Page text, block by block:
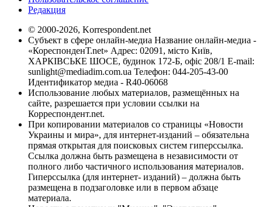
Редакция
© 2000-2026, Korrespondent.net
Субъект в сфере онлайн-медиа Название онлайн-медиа -
«КореспонденТ.net» Адрес: 02091, місто Київ,
ХАРКІВСЬКЕ ШОСЕ, будинок 172-Б, офіс 208/1 E-mail:
sunlight@mediadim.com.ua Телефон: 044-205-43-00
Идентификатор медиа - R40-06068
Использование любых материалов, размещённых на
сайте, разрешается при условии ссылки на
Корреспондент.net.
При копировании материалов со страницы «Новости
Украины и мира», для интернет-изданий – обязательна
прямая открытая для поисковых систем гиперссылка.
Ссылка должна быть размещена в независимости от
полного либо частичного использования материалов.
Гиперссылка (для интернет- изданий) – должна быть
размещена в подзаголовке или в первом абзаце
материала.